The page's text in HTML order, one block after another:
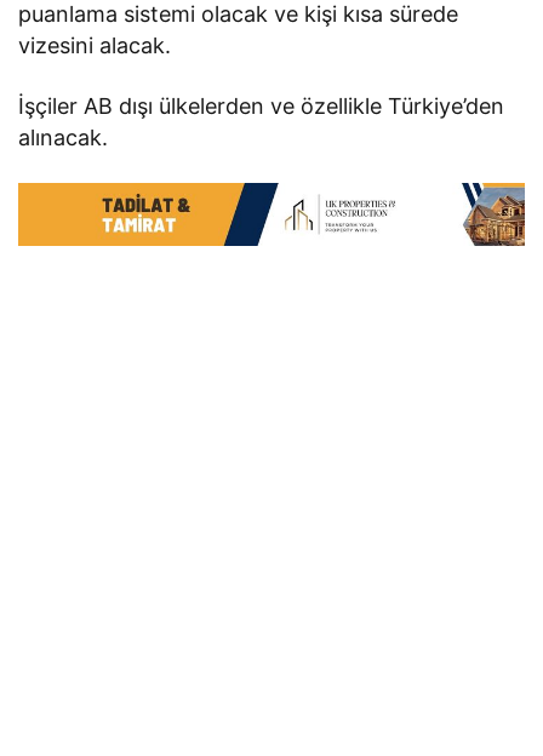
puanlama sistemi olacak ve kişi kısa sürede
vizesini alacak.
İşçiler AB dışı ülkelerden ve özellikle Türkiye’den
alınacak.